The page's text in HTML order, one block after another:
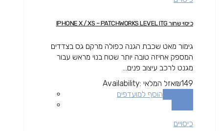
כיסוי שחור IPHONE X / XS – PATCHWORKS LEVEL ITG
גימור מאט שכבת הגנה כפולה מרקם גס בצדדים
המספק אחיזה טובה יותר שטח בנוי מראש עבור
מגנט לרכב עיצוב פנים...
₪149
Availability: אזל המלאי
הוסף למועדפים
כיסויים